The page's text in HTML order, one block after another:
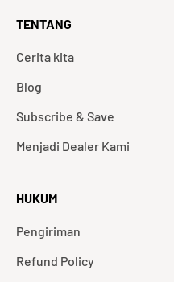
TENTANG
Cerita kita
Blog
Subscribe & Save
Menjadi Dealer Kami
HUKUM
Pengiriman
Refund Policy